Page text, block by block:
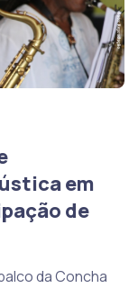
em
de
da Concha